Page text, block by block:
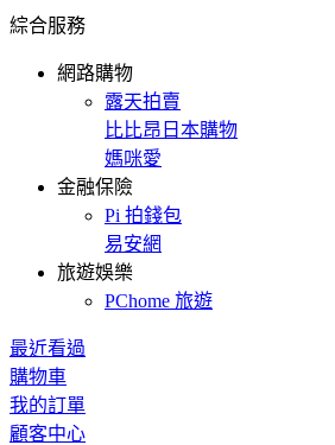
綜合服務
網路購物
露天拍賣
比比昂日本購物
媽咪愛
金融保險
Pi 拍錢包
易安網
旅遊娛樂
PChome 旅遊
最近看過
購物車
我的訂單
顧客中心